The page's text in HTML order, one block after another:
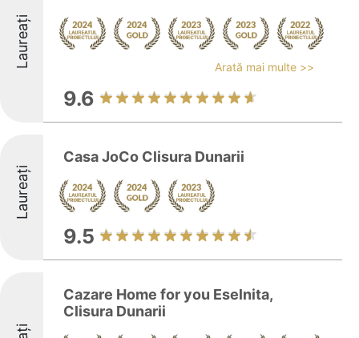
Laureați Arată mai multe >>
9.6
Laureați
Casa JoCo Clisura Dunarii
9.5
Cazare Home for you Eselnita,
Clisura Dunarii